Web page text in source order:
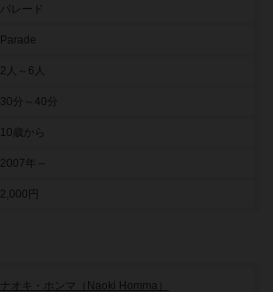
パレード
Parade
2人～6人
30分～40分
10歳から
2007年～
2,000円
ナオキ・ホンマ（Naoki Homma）